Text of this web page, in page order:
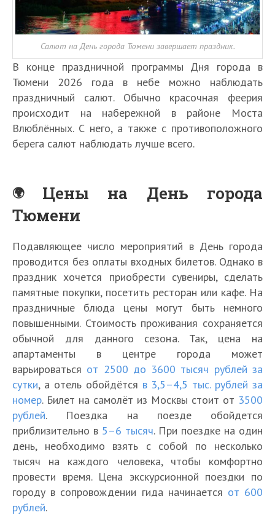
Салют на День города Тюмени завершает праздник.
В конце праздничной программы Дня города в
Тюмени 2026 года в небе можно наблюдать
праздничный салют. Обычно красочная феерия
происходит на набережной в районе Моста
Влюблённых. С него, а также с противоположного
берега салют наблюдать лучше всего.
Цены на День города
Тюмени
Подавляющее число мероприятий в День города
проводится без оплаты входных билетов. Однако в
праздник хочется приобрести сувениры, сделать
памятные покупки, посетить ресторан или кафе. На
праздничные блюда цены могут быть немного
повышенными. Стоимость проживания сохраняется
обычной для данного сезона. Так, цена на
апартаменты в центре города может
варьироваться от 2500 до 3600 тысяч рублей за
сутки, а отель обойдётся в 3,5–4,5 тыс. рублей за
номер. Билет на самолёт из Москвы стоит от 3500
рублей. Поездка на поезде обойдется
приблизительно в 5–6 тысяч. При поездке на один
день, необходимо взять с собой по несколько
тысяч на каждого человека, чтобы комфортно
провести время. Цена экскурсионной поездки по
городу в сопровождении гида начинается от 600
рублей.